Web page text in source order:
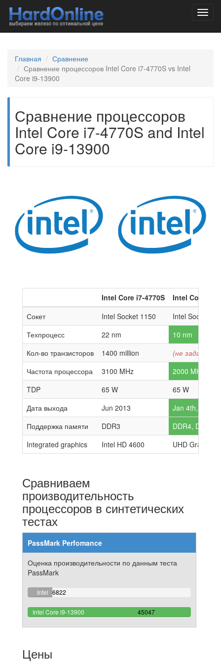
Главная
Сравнение
Сравнение процессоров Intel Core i7-4770S vs Intel
Core i9-13900
Сравнение процессоров
Intel Core i7-4770S and Intel
Core i9-13900
Intel Core i7-4770S
Intel Core i9-
Сокет
Intel Socket 1150
Intel Socket
Техпроцесс
22 nm
10 nm
Кол-во транзисторов
1400 million
(не задано)
Частота процессора
3100 MHz
2000 MHz
TDP
65 W
65 W
Дата выхода
Jun 2013
Jan 4th, 2023
Поддержка памяти
DDR3
DDR4, DDR5
Integrated graphics
Intel HD 4600 UHD Graphics
Сравниваем
производительность
процессоров в синтетических
тестах
PassMark Perfomance
Оценка производительности по данным теста
PassMark
Intel
i7-
6822
15.144182742469%
Intel Core i9-13900
45047
100%
Цены